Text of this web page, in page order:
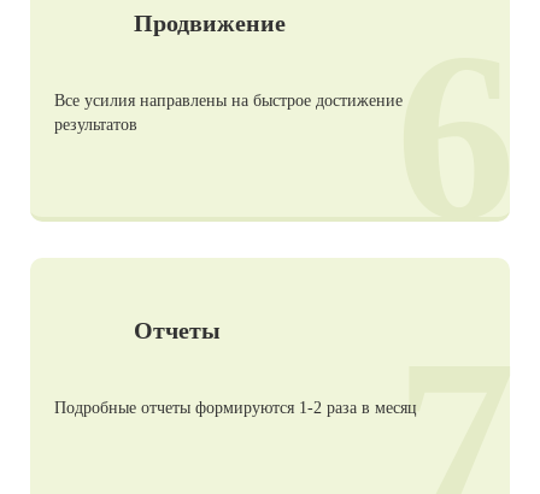
Продвижение
Все усилия направлены на быстрое достижение
результатов
6
Отчеты
Подробные отчеты формируются 1-2 раза в месяц